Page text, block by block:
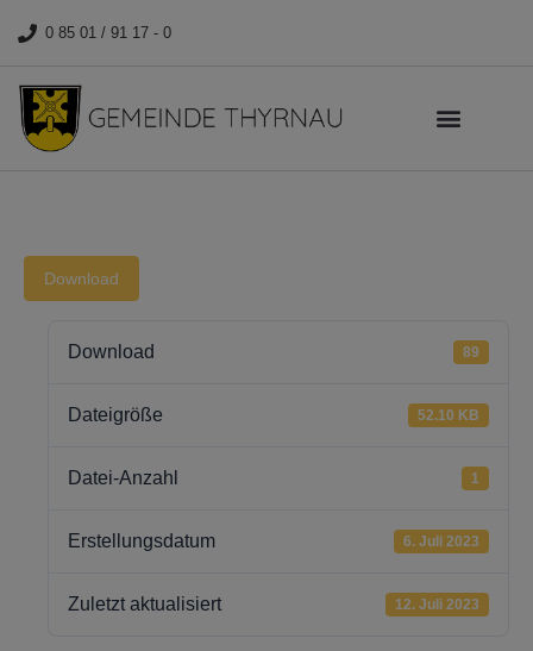
0 85 01 / 91 17 - 0
Download
Download 89
Dateigröße 52.10 KB
Datei-Anzahl 1
Erstellungsdatum 6. Juli 2023
Zuletzt aktualisiert 12. Juli 2023